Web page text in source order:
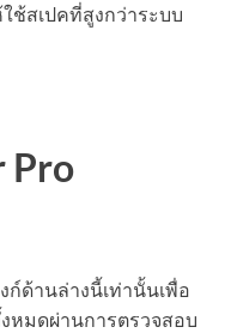
ช้สเปคที่สูงกว่าระบบ
Pro
ก์ด้านล่างนี้เท่านั้นเพื่อ
หมดผ่านการตรวจสอบ